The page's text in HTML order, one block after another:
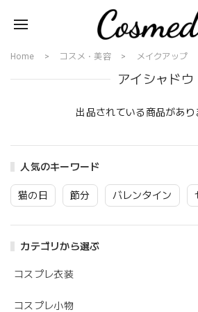
人気のキーワード
猫の日 節分 バレンタイン
カテゴリから選ぶ
コスプレ衣装
コスプレ小物
Home コスメ・美容 メイクアップ
アイシャドウ
出品されている商品があり